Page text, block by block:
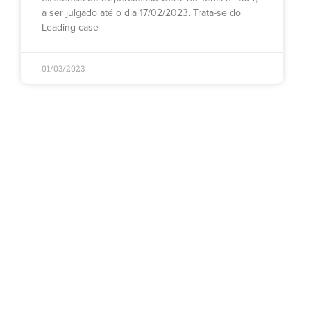
a ser julgado até o dia 17/02/2023. Trata-se do
Leading case
01/03/2023